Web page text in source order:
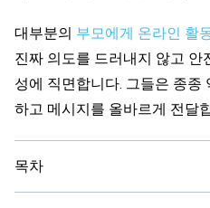
대부분의 부모에게 온라인 활
진짜 의도를 드러내지 않고 안
성에 직면합니다. 그들은 종종
하고 메시지를 올바르게 전달
목차